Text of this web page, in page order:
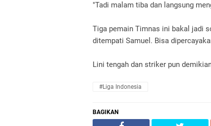
"Tadi malam tiba dan langsung
Tiga pemain Timnas ini bakal jadi
ditempati Samuel. Bisa
Lini tengah dan striker pun
#Liga Indonesia
BAGIKAN